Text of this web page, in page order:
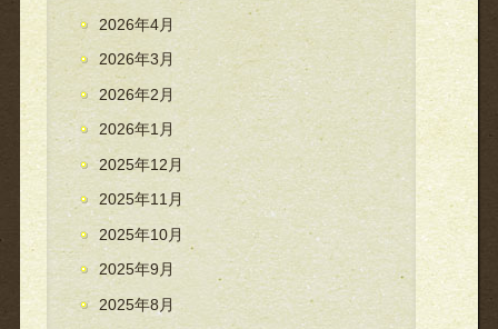
2026年4月
2026年3月
2026年2月
2026年1月
2025年12月
2025年11月
2025年10月
2025年9月
2025年8月